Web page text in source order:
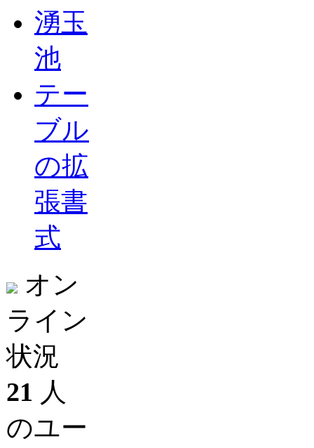
湧玉
池
テー
ブル
の拡
張書
式
オン
ライン
状況
21 人
のユー